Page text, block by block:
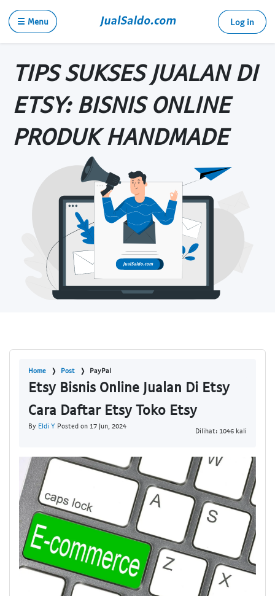
☰ Menu Log in
TIPS SUKSES JUALAN DI
ETSY: BISNIS ONLINE
PRODUK HANDMADE
Home Post PayPal
Etsy Bisnis Online Jualan Di Etsy
Cara Daftar Etsy Toko Etsy
By Eldi Y Posted on 17 Jun, 2024
Dilihat: 1046 kali